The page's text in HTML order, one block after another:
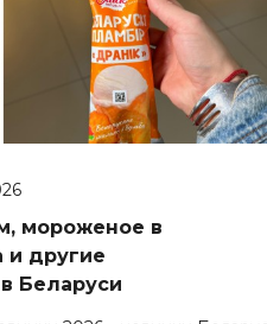
мороженое в
и другие
Беларуси